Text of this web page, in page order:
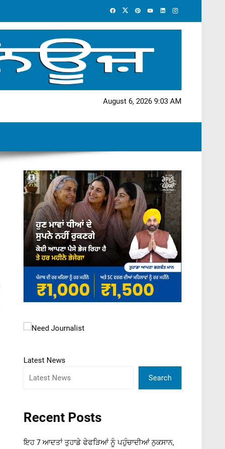
August 6, 2026 9:03 AM
Latest News
Search
Recent Posts
ਇਹ 7 ਆਦਤਾਂ ਤੁਹਾਡੇ ਫੇਫੜਿਆਂ ਨੂੰ ਪਹੁੰਚਾਦੀਆਂ ਨੁਕਸਾਨ,